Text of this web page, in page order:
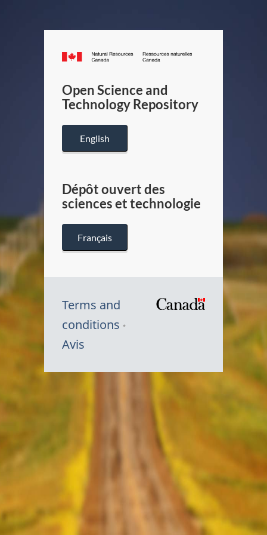
Canada.ca
/
Canada
Open Science and
Technology Repository
English
Dépôt ouvert des
sciences et technologie
Français
Terms and
conditions
Avis
Symbole
Canada